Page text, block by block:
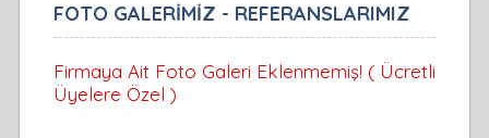
FOTO GALERİMİZ - REFERANSLARIMIZ
Firmaya Ait Foto Galeri Eklenmemiş! ( Ücretli
Üyelere Özel )